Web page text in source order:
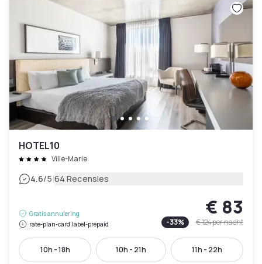
HOTEL10
Ville-Marie
4.6/5|64 Recensies
Gratis annulering
rate-plan-card.label-prepaid
€ 83
-33% € 124per nacht
10h - 18h 10h - 21h 11h - 22h